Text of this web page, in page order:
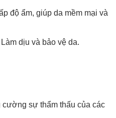
độ ẩm, giúp da mềm mại và
dịu và bảo vệ da.
cường sự thẩm thấu của các